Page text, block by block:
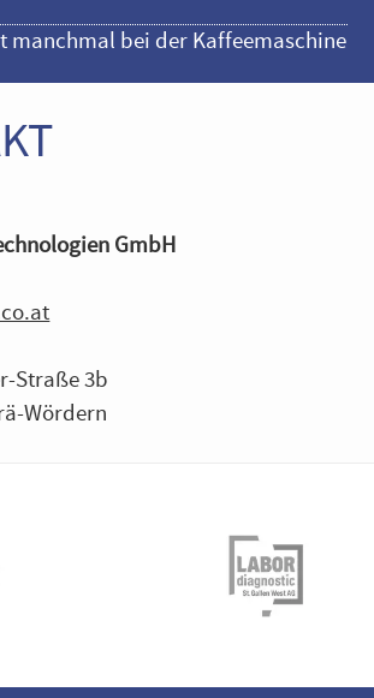
manchmal bei der Kaffeemaschine
GmbH
Straße 3b
Wördern